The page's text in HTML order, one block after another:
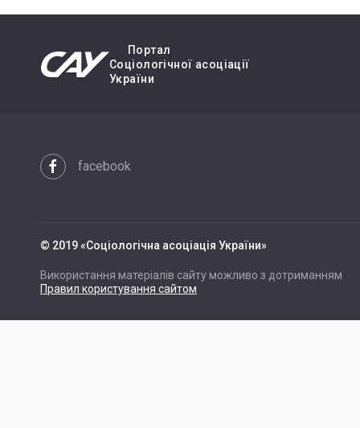
Портал
Cоціологічної асоціації
України
facebook
© 2019 «Cоціологічна асоціація України»
Використання матеріалів сайту можливо з дотриманням
Правил користування сайтом